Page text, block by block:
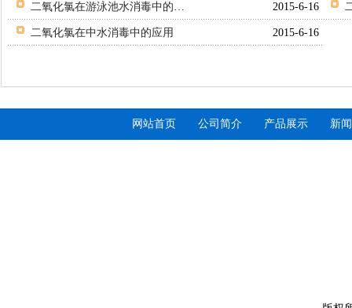
全自动不锈钢加
二氧化氯在游泳池水消毒中的应用 2015-6-16
二氧化氯在中水消毒中的应用 2015-6-16
网站首页 公司简介 产品展示 新